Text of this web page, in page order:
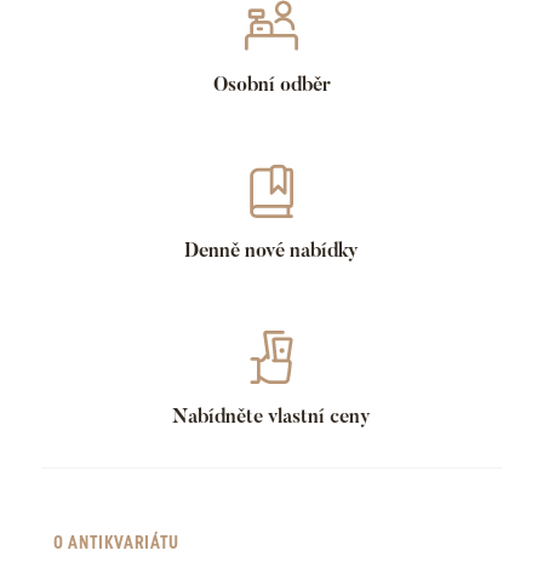
Osobní odběr
Denně nové nabídky
Nabídněte vlastní ceny
O ANTIKVARIÁTU